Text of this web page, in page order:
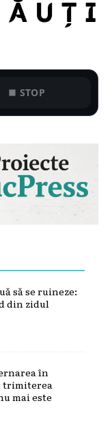
STOP
să se ruineze:
din zidul
în
trimiterea
mai este